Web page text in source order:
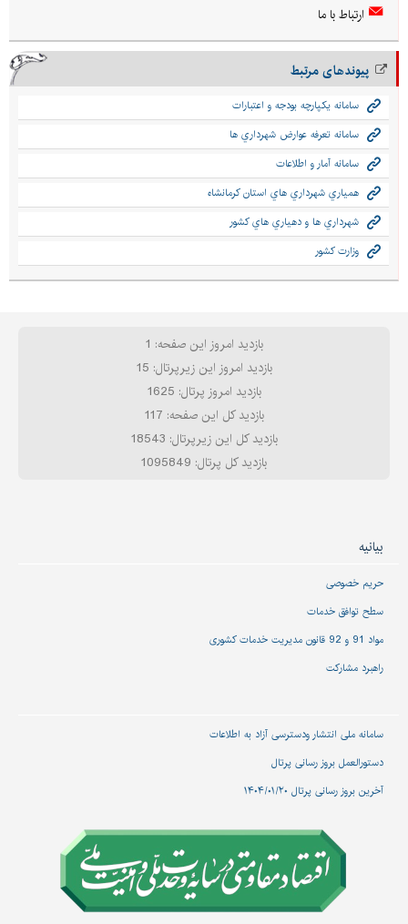
ارتباط با ما
پیوندهای مرتبط
سامانه يكپارچه بودجه و اعتبارات
سامانه تعرفه عوارض شهرداري ها
سامانه آمار و اطلاعات
همياري شهرداري هاي استان كرمانشاه
شهرداري ها و دهياري هاي كشور
وزارت كشور
بازدید امروز این صفحه: 1
بازدید امروز این زیرپرتال: 15
بازدید امروز پرتال: 1625
بازدید کل این صفحه: 117
بازدید کل این زیرپرتال: 18543
بازدید کل پرتال: 1095849
بیانیه
حریم خصوصی
سطح توافق خدمات
مواد 91 و 92 قانون مدیریت خدمات کشوری
راهبرد مشارکت
سامانه ملی انتشار و‌دسترسی آزاد به اطلاعات
دستورالعمل بروز رسانی پرتال
آخرین بروز رسانی پرتال ۱۴۰۴/۰۱/۲۰